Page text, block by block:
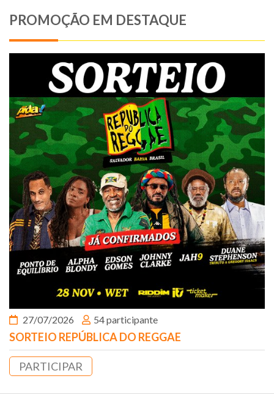
PROMOÇÃO EM DESTAQUE
27/07/2026 54 participante
SORTEIO REPÚBLICA DO REGGAE
PARTICIPAR